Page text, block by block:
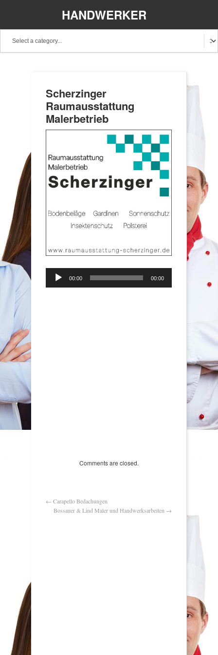
HANDWERKER
Scherzinger
Raumausstattung
Malerbetrieb
Audio-
Player
00:00 00:00
Comments are closed.
← Carapello Bedachungen
Bossauer & Lind Maler und Handwerksarbeiten →